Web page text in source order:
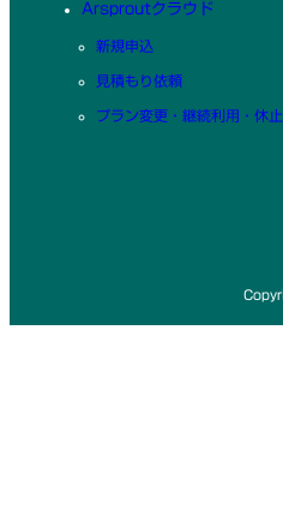
Arsproutクラウド
新規申込
見積もり依頼
プラン変更・継続利用・休